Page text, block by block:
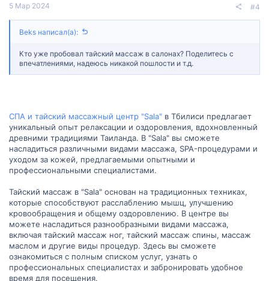
5 Мар 2024 #4
Beks написал(а):
Кто уже пробовал тайский массаж в салонах? Поделитесь с
впечатлениями, надеюсь никакой пошлости и т.д.
СПА и тайский массажный центр "Sala" в Тбилиси предлагает
уникальный опыт релаксации и оздоровления, вдохновленный
древними традициями Таиланда. В "Sala" вы сможете
насладиться различными видами массажа, SPA-процедурами и
уходом за кожей, предлагаемыми опытными и
профессиональными специалистами.
Тайский массаж в "Sala" основан на традиционных техниках,
которые способствуют расслаблению мышц, улучшению
кровообращения и общему оздоровлению. В центре вы
можете насладиться разнообразными видами массажа,
включая тайский массаж ног, тайский массаж спины, массаж
маслом и другие виды процедур. Здесь вы сможете
ознакомиться с полным списком услуг, узнать о
профессиональных специалистах и забронировать удобное
время для посещения.